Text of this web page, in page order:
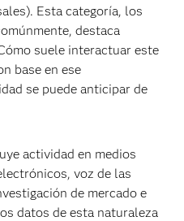
Esta categoría, los
destaca
suele interactuar este
base en ese
se puede anticipar de
actividad en medios
voz de las
de mercado e
datos de esta naturaleza